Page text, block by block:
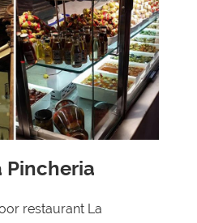
Pincheria
restaurant La